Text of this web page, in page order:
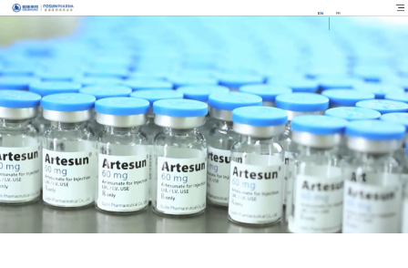
EN FR